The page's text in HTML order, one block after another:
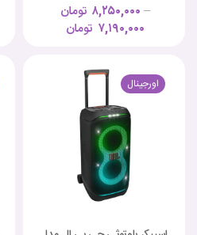
تومان ۸,۲۵۰,۰۰۰ –
تومان ۷,۱۹۰,۰۰۰
اورجینال